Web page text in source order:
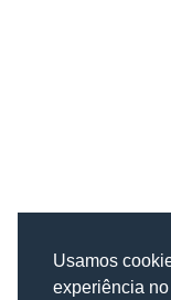
Usamos
experiência